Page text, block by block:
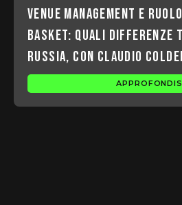
Venue management e
basket: quali differenze
Russia, con Claudio